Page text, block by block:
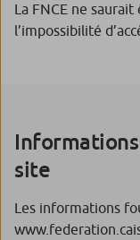
La FNCE ne
l’impossibilité
site
Les informations